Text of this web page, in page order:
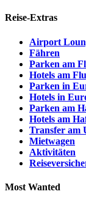
Reise-Extras
Airport
Fähren
Parken am
Hotels am
Parken in
Hotels in
Parken am
Hotels am
Transfer am
Mietwagen
Aktivitäten
Most Wanted